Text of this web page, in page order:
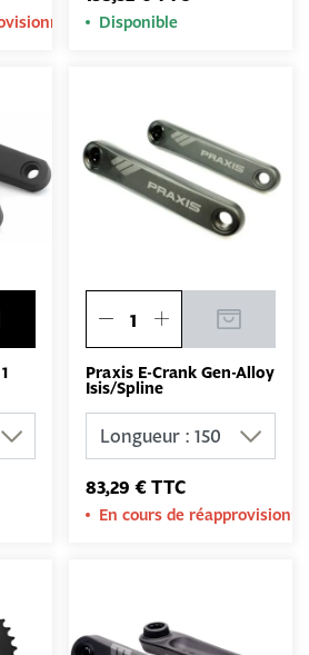
Disponible
Praxis E-Crank Gen-Alloy
Isis/Spline
83,29 € TTC
En cours de